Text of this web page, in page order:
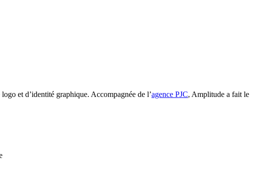
et d’identité graphique. Accompagnée de l’agence PJC, Amplitude a fait le